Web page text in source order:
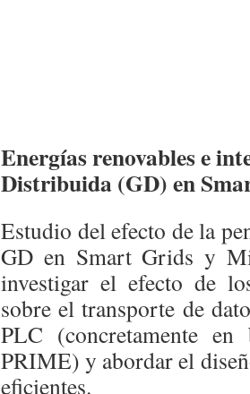
Energías renovables e
Distribuida (GD) en
Estudio del efecto de la
GD en Smart Grids y
investigar el efecto de
sobre el transporte de
PLC (concretamente
PRIME) y abordar el
eficientes.